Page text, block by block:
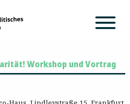
Workshop und Vortrag